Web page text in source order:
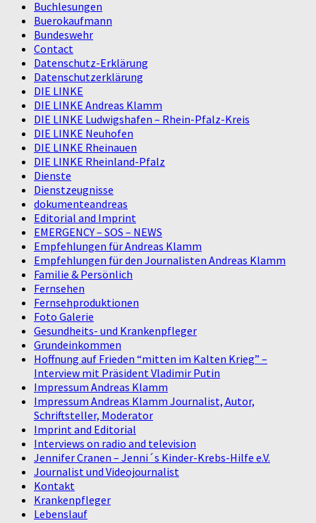
Buchlesungen
Buerokaufmann
Bundeswehr
Contact
Datenschutz-Erklärung
Datenschutzerklärung
DIE LINKE
DIE LINKE Andreas Klamm
DIE LINKE Ludwigshafen – Rhein-Pfalz-Kreis
DIE LINKE Neuhofen
DIE LINKE Rheinauen
DIE LINKE Rheinland-Pfalz
Dienste
Dienstzeugnisse
dokumenteandreas
Editorial and Imprint
EMERGENCY – SOS – NEWS
Empfehlungen für Andreas Klamm
Empfehlungen für den Journalisten Andreas Klamm
Familie & Persönlich
Fernsehen
Fernsehproduktionen
Foto Galerie
Gesundheits- und Krankenpfleger
Grundeinkommen
Hoffnung auf Frieden “mitten im Kalten Krieg” –
Interview mit Präsident Vladimir Putin
Impressum Andreas Klamm
Impressum Andreas Klamm Journalist, Autor,
Schriftsteller, Moderator
Imprint and Editorial
Interviews on radio and television
Jennifer Cranen – Jenni´s Kinder-Krebs-Hilfe e.V.
Journalist und Videojournalist
Kontakt
Krankenpfleger
Lebenslauf